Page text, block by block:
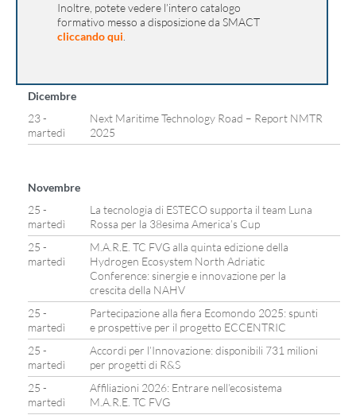
Inoltre, potete vedere l’intero catalogo
formativo messo a disposizione da SMACT
cliccando qui
Dicembre
23 -
martedì
Next Maritime Technology Road – Report NMTR
2025
Novembre
25 -
martedì
La tecnologia di ESTECO supporta il team Luna
Rossa per la 38esima America’s Cup
25 -
martedì
M.A.R.E. TC FVG alla quinta edizione della
Hydrogen Ecosystem North Adriatic
Conference: sinergie e innovazione per la
crescita della NAHV
25 -
martedì
Partecipazione alla fiera Ecomondo 2025: spunti
e prospettive per il progetto ECCENTRIC
25 -
martedì
Accordi per l’Innovazione: disponibili 731 milioni
per progetti di R&S
25 -
martedì
Affiliazioni 2026: Entrare nell’ecosistema
M.A.R.E. TC FVG